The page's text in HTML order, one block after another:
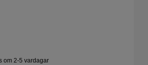
om 2-5 vardagar